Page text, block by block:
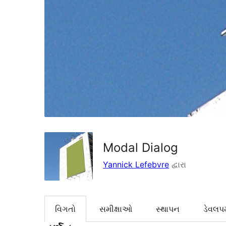
Modal Dialog
Yannick Lefebvre દ્વારા
વિગતો સમીક્ષાઓ સ્થાપન